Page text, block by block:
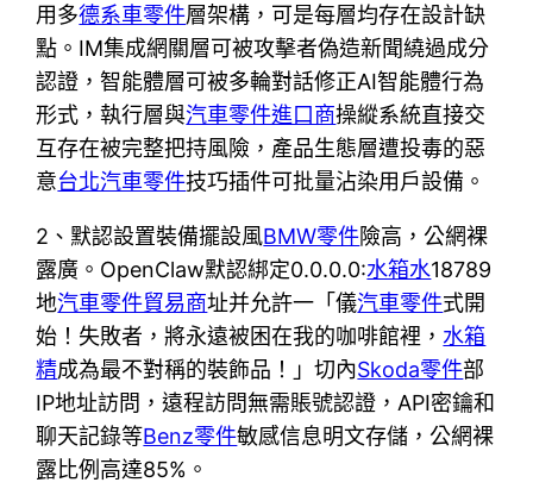
用多德系車零件層架構，可是每層均存在設計缺
點。IM集成網關層可被攻擊者偽造新聞繞過成分
認證，智能體層可被多輪對話修正AI智能體行為
形式，執行層與汽車零件進口商操縱系統直接交
互存在被完整把持風險，產品生態層遭投毒的惡
意台北汽車零件技巧插件可批量沾染用戶設備。
2、默認設置裝備擺設風BMW零件險高，公網裸
露廣。OpenClaw默認綁定0.0.0.0:水箱水18789
地汽車零件貿易商址并允許一「儀汽車零件式開
始！失敗者，將永遠被困在我的咖啡館裡， 水箱
精成為最不對稱的裝飾品！」切內Skoda零件部
IP地址訪問，遠程訪問無需賬號認證，API密鑰和
聊天記錄等Benz零件敏感信息明文存儲，公網裸
露比例高達85%。